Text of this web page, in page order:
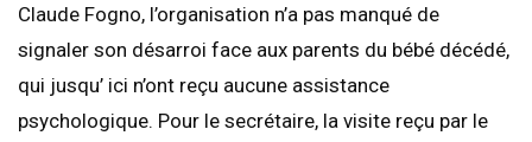
Claude Fogno, l’organisation n’a pas manqué de
signaler son désarroi face aux parents du bébé décédé,
qui jusqu’ ici n’ont reçu aucune assistance
psychologique. Pour le secrétaire, la visite reçu par le